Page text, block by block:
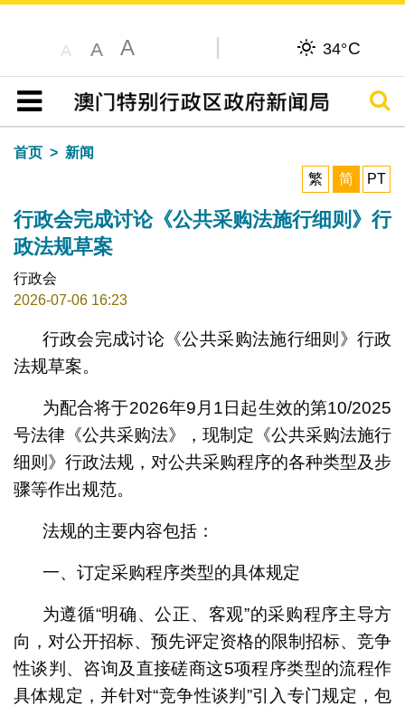
A A A 34°C
目录
搜寻
首页
新闻
繁
简 PT
行政会完成讨论《公共采购法施行细则》行
政法规草案
行政会
2026-07-06 16:23
行政会完成讨论《公共采购法施行细则》行政
法规草案。
为配合将于2026年9月1日起生效的第10/2025
号法律《公共采购法》，现制定《公共采购法施行
细则》行政法规，对公共采购程序的各种类型及步
骤等作出规范。
法规的主要内容包括：
一、订定采购程序类型的具体规定
为遵循“明确、公正、客观”的采购程序主导方
向，对公开招标、预先评定资格的限制招标、竞争
性谈判、咨询及直接磋商这5项程序类型的流程作
具体规定，并针对“竞争性谈判”引入专门规定，包